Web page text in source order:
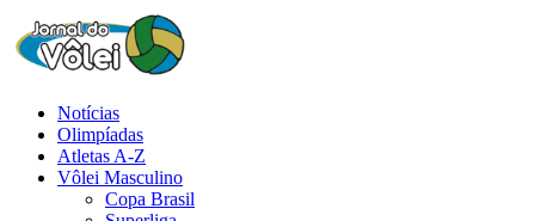
Notícias
Olimpíadas
Atletas A-Z
Vôlei Masculino
Copa Brasil